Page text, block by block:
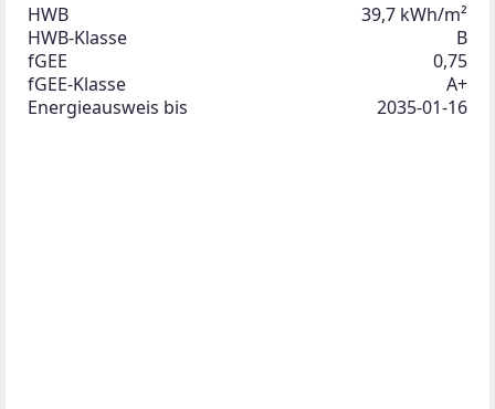
HWB
39,7 kWh/m²
HWB-Klasse
B
fGEE
0,75
fGEE-Klasse
A+
Energieausweis bis
2035-01-16